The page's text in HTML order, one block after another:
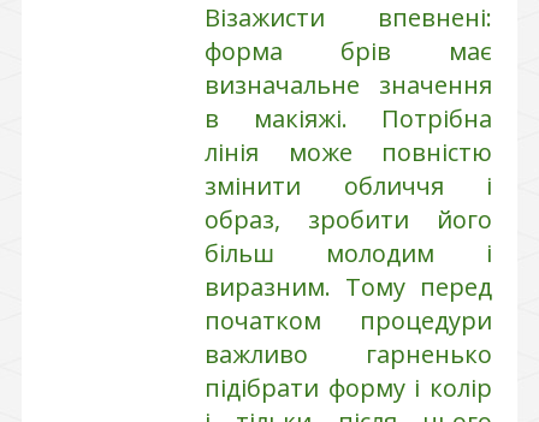
Візажисти впевнені:
форма брів має
визначальне значення
в макіяжі. Потрібна
лінія може повністю
змінити обличчя і
образ, зробити його
більш молодим і
виразним. Тому перед
початком процедури
важливо гарненько
підібрати форму і колір